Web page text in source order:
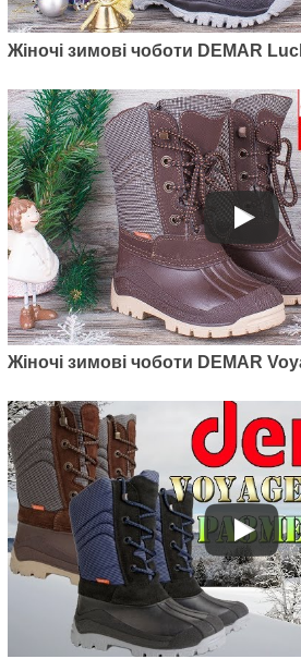
Жіночі зимові чоботи DEMAR
Жіночі зимові чоботи DEMAR